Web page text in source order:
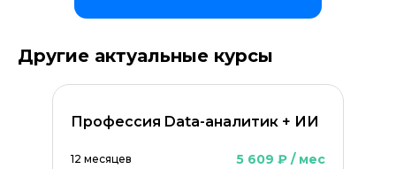
Другие актуальные курсы
Профессия Data-аналитик + ИИ
12 месяцев 5 609 ₽ / мес